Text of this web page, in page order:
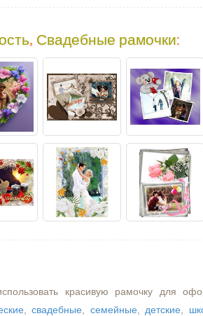
, Свадебные рамочки:
красивую рамочку для
,свадебные семейные детские